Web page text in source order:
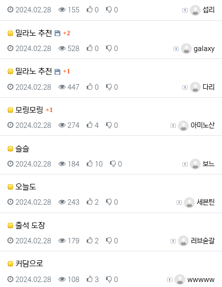
등록자 섭리
등록일
2024.02.28 조회
155 추천
0 비추천
0
밀라노 추천 댓글
2
등록자 galaxy
등록일
2024.02.28 조회
528 추천
0 비추천
0
밀라노 추천 댓글
1
등록자 다리
등록일
2024.02.28 조회
447 추천
0 비추천
0
모링모링 댓글
1
등록자 아미노산
등록일
2024.02.28 조회
274 추천
4 비추천
0
슬슬
등록자 보느
등록일
2024.02.28 조회
184 추천
10 비추천
0
오늘도
등록자 세븐틴
등록일
2024.02.28 조회
243 추천
2 비추천
0
출석 도장
등록자 러브숟갈
등록일
2024.02.28 조회
179 추천
2 비추천
0
커담으로
등록자 wwwww
등록일
2024.02.28 조회
108 추천
3 비추천
0